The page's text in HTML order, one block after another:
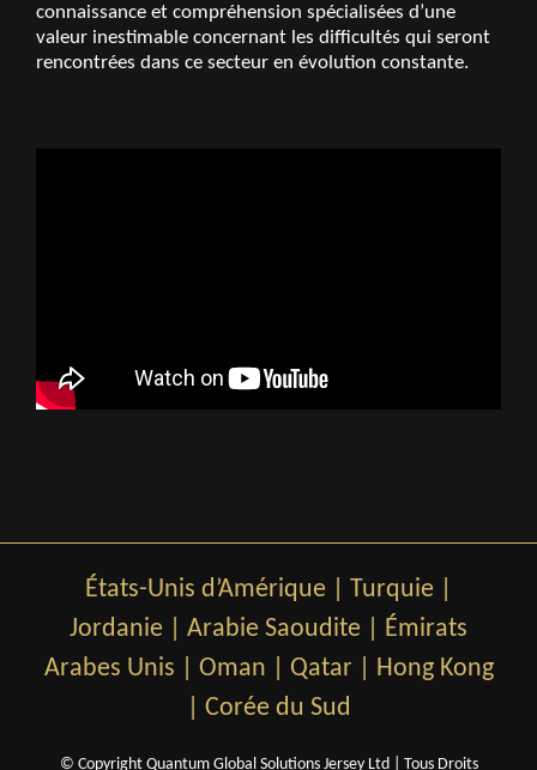
connaissance et compréhension spécialisées d’une
valeur inestimable concernant les difficultés qui seront
rencontrées dans ce secteur en évolution constante.
États-Unis d’Amérique Turquie
Jordanie
Arabie Saoudite
Émirats
Arabes Unis
Oman Qatar| Hong Kong
Corée du Sud
© Copyright Quantum Global Solutions Jersey Ltd | Tous Droits